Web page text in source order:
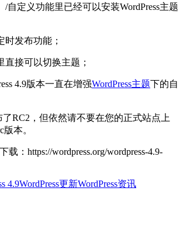
/自定义功能里已经可以安装WordPress主题
时发布功能；
直接可以切换主题；
4.9版本一直在增强WordPress主题下的自
了RC2，但依然请不要在您的正式站点上
本。
载：https://wordpress.org/wordpress-4.9-
4.9WordPress更新WordPress资讯